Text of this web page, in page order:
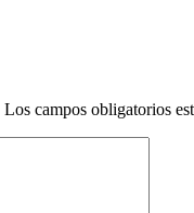
Los campos obligatorios